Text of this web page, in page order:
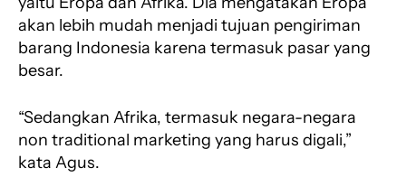
akan lebih mudah menjadi tujuan pengiriman
barang Indonesia karena termasuk pasar yang
besar.
“Sedangkan Afrika, termasuk negara-negara
non traditional marketing yang harus digali,”
kata Agus.